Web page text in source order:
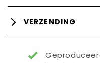
VERZENDING